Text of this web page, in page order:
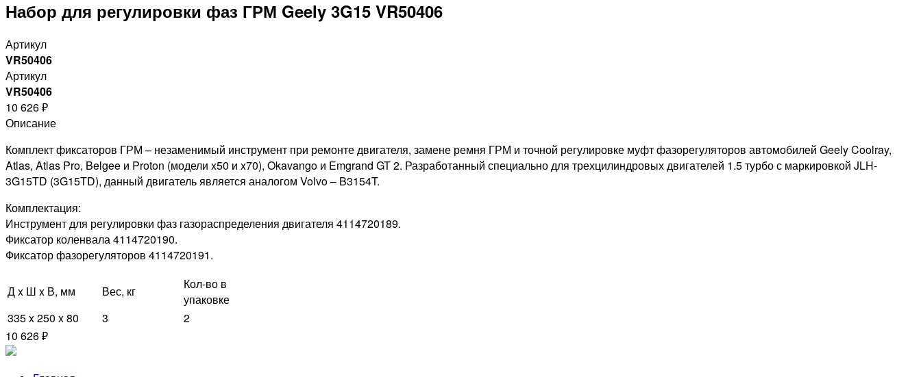
Набор для регулировки фаз ГРМ Geely 3G15 VR50406
Артикул
VR50406
Артикул
VR50406
10 626 ₽
Описание
Комплект фиксаторов ГРМ – незаменимый инструмент при ремонте двигателя, замене ремня ГРМ и точной регулировке муфт фазорегуляторов автомобилей Geely Coolray,
Atlas, Atlas Pro, Belgee и Proton (модели x50 и x70), Okavango и Emgrand GT 2. Разработанный специально для трехцилиндровых двигателей 1.5 турбо с маркировкой JLH-
3G15TD (3G15TD), данный двигатель является аналогом Volvo – B3154T.
Комплектация:
Инструмент для регулировки фаз газораспределения двигателя 4114720189.
Фиксатор коленвала 4114720190.
Фиксатор фазорегуляторов 4114720191.
Д x Ш x В, мм Вес, кг
Кол-во в
упаковке
335 x 250 x 80
3
2
10 626 ₽